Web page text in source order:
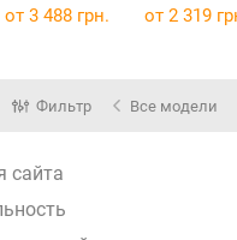
T05A2) IC-
от 3 488 грн. от 2 319
Фильтр Все модели
сайта